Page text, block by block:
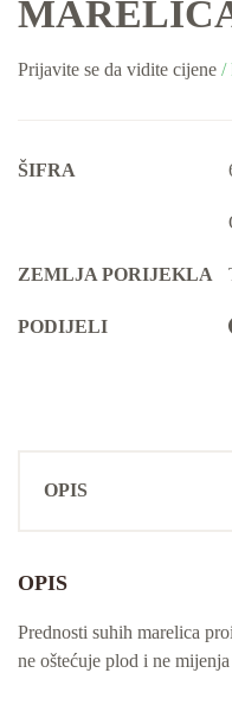
Prijavite se da vidite cijene /
ŠIFRA
ZEMLJA PORIJEKLA
PODIJELI
OPIS
OPIS
Prednosti suhih marelica
ne oštećuje plod i ne